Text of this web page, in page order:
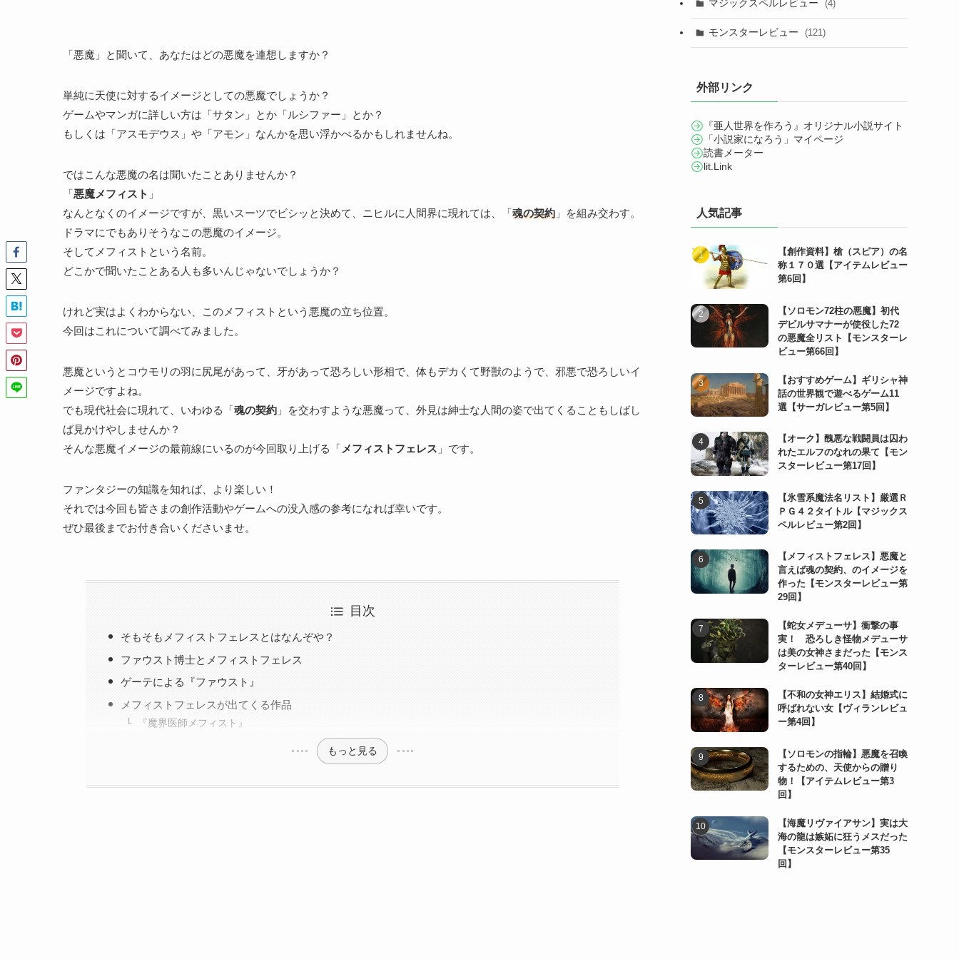
「悪魔」と聞いて、あなたはどの悪魔を連想しますか？
単純に天使に対するイメージとしての悪魔でしょうか？
ゲームやマンガに詳しい方は「サタン」とか「ルシファー」とか？
もしくは「アスモデウス」や「アモン」なんかを思い浮かべるかもしれませんね。
ではこんな悪魔の名は聞いたことありませんか？
「悪魔メフィスト 」
なんとなくのイメージですが、黒いスーツでビシッと決めて、ニヒルに人間界に現れては、「魂の契約 」を組み交わす。
ドラマにでもありそうなこの悪魔のイメージ。
そしてメフィストという名前。
どこかで聞いたことある人も多いんじゃないでしょうか？
けれど実はよくわからない、このメフィストという悪魔の立ち位置。
今回はこれについて調べてみました。
悪魔というとコウモリの羽に尻尾があって、牙があって恐ろしい形相で、体もデカくて野獣のようで、邪悪で恐ろしいイ
メージですよね。
でも現代社会に現れて、いわゆる「魂の契約 」を交わすような悪魔って、外見は紳士な人間の姿で出てくることもしばし
ば見かけやしませんか？
そんな悪魔イメージの最前線にいるのが今回取り上げる「メフィストフェレス 」です。
ファンタジーの知識を知れば、より楽しい！
それでは今回も皆さまの創作活動やゲームへの没入感の参考になれば幸いです。
ぜひ最後までお付き合いくださいませ。
目次
そもそもメフィストフェレスとはなんぞや？
ファウスト博士とメフィストフェレス
ゲーテによる『ファウスト』
メフィストフェレスが出てくる作品
『魔界医師メフィスト』
もっと見る
マジックスペルレビュー (4)
モンスターレビュー (121)
外部リンク
『亜人世界を作ろう』オリジナル小説サイト
「小説家になろう」マイページ
読書メーター
lit.Link
人気記事
【創作資料】槍（スピア）の名
称１７０選【アイテムレビュー
第6回】
【ソロモン72柱の悪魔】初代
デビルサマナーが使役した72
の悪魔全リスト【モンスターレ
ビュー第66回】
【おすすめゲーム】ギリシャ神
話の世界観で遊べるゲーム11
選【サーガレビュー第5回】
【オーク】醜悪な戦闘員は囚わ
れたエルフのなれの果て【モン
スターレビュー第17回】
【氷雪系魔法名リスト】厳選Ｒ
ＰＧ４２タイトル【マジックス
ペルレビュー第2回】
【メフィストフェレス】悪魔と
言えば魂の契約、のイメージを
作った【モンスターレビュー第
29回】
【蛇女メデューサ】衝撃の事
実！ 恐ろしき怪物メデューサ
は美の女神さまだった【モンス
ターレビュー第40回】
【不和の女神エリス】結婚式に
呼ばれない女【ヴィランレビュ
ー第4回】
【ソロモンの指輪】悪魔を召喚
するための、天使からの贈り
物！【アイテムレビュー第3
回】
【海魔リヴァイアサン】実は大
海の龍は嫉妬に狂うメスだった
【モンスターレビュー第35
回】